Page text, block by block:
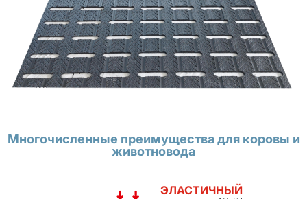
Многочисленные преимущества для коровы и
животновода
ЭЛАСТИЧНЫЙ